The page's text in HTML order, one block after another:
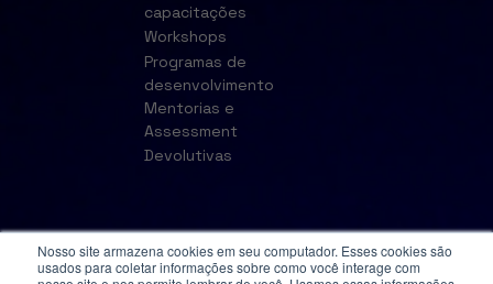
Nosso site armazena cookies em seu computador. Esses cookies são
usados para coletar informações sobre como você interage com
capacitações
Workshops
Programas de
desenvolvimento
Mentorias e
Assessment
Devolutivas